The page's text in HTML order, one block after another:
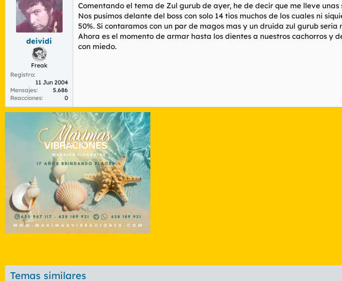
deividi
Freak
Registro
11 Jun 2004
Mensajes
5.686
Reacciones
0
Comentando el tema de Zul gurub de ayer, he de decir que me lleve unas
Nos pusimos delante del boss con solo 14 tios muchos de los cuales ni
50%. Si contaramos con un par de magos mas y un druida zul gurub seria
Ahora es el momento de armar hasta los dientes a nuestros cachorros
con miedo.
Temas similares